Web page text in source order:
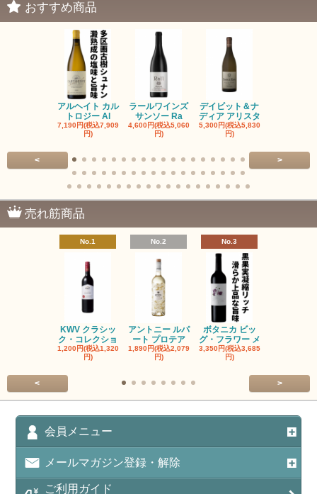
おすすめ商品
アルヘイト カル
トロジー Al
7,190円(税込7,909
円)
ラールワインズ
サンソー Ra
4,600円(税込5,060
円)
デイビット＆ナ
ディア アリスタ
5,300円(税込5,830
円)
< >
売れ筋商品
No.1
KWV クラシッ
ク・コレクショ
1,200円(税込1,320
円)
No.2
アントニー ルパ
ート プロテア
1,890円(税込2,079
円)
No.3
ボタニカ ビッ
グ・フラワー メ
3,350円(税込3,685
円)
< >
会員メニュー
メールマガジン登録・解除
ご利用ガイド